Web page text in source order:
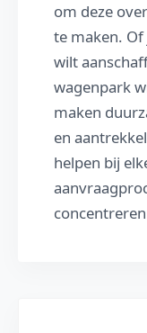
om deze
te maken.
wilt
wagenpark
maken
en
helpen bij